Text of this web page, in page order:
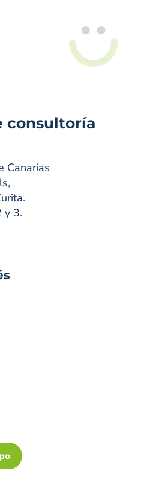
consultoría
Canarias
y 3.